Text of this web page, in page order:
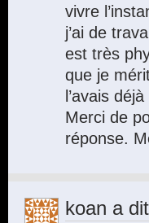
vivre
j’ai de
est très
que je
l’avais
Merci de
réponse.
koan a